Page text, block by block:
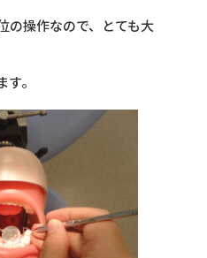
操作なので、とても大
。